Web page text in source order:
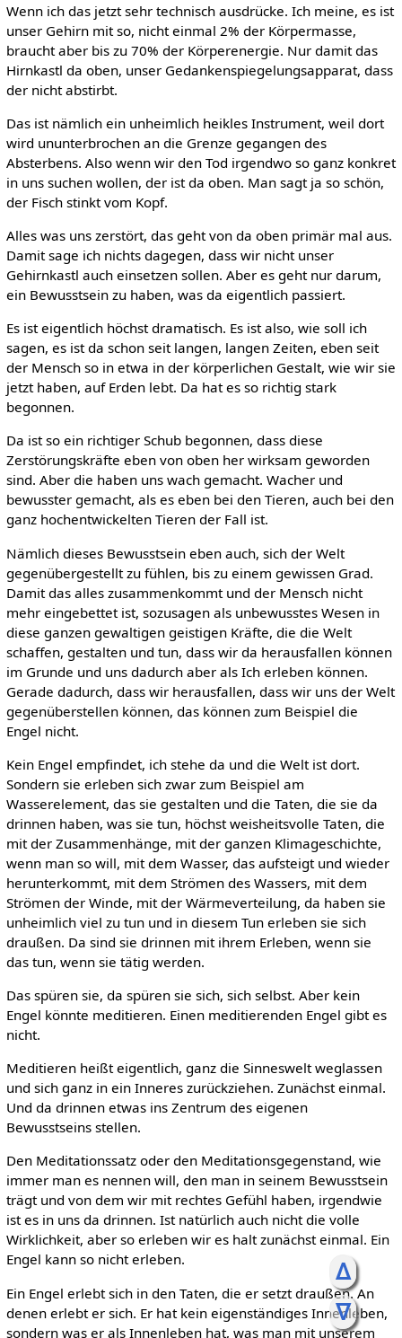
ᐃ
ᐁ
Wenn ich das jetzt sehr technisch ausdrücke. Ich meine, es ist
unser Gehirn mit so, nicht einmal 2% der Körpermasse,
braucht aber bis zu 70% der Körperenergie. Nur damit das
Hirnkastl da oben, unser Gedankenspiegelungsapparat, dass
der nicht abstirbt.
Das ist nämlich ein unheimlich heikles Instrument, weil dort
wird ununterbrochen an die Grenze gegangen des
Absterbens. Also wenn wir den Tod irgendwo so ganz konkret
in uns suchen wollen, der ist da oben. Man sagt ja so schön,
der Fisch stinkt vom Kopf.
Alles was uns zerstört, das geht von da oben primär mal aus.
Damit sage ich nichts dagegen, dass wir nicht unser
Gehirnkastl auch einsetzen sollen. Aber es geht nur darum,
ein Bewusstsein zu haben, was da eigentlich passiert.
Es ist eigentlich höchst dramatisch. Es ist also, wie soll ich
sagen, es ist da schon seit langen, langen Zeiten, eben seit
der Mensch so in etwa in der körperlichen Gestalt, wie wir sie
jetzt haben, auf Erden lebt. Da hat es so richtig stark
begonnen.
Da ist so ein richtiger Schub begonnen, dass diese
Zerstörungskräfte eben von oben her wirksam geworden
sind. Aber die haben uns wach gemacht. Wacher und
bewusster gemacht, als es eben bei den Tieren, auch bei den
ganz hochentwickelten Tieren der Fall ist.
Nämlich dieses Bewusstsein eben auch, sich der Welt
gegenübergestellt zu fühlen, bis zu einem gewissen Grad.
Damit das alles zusammenkommt und der Mensch nicht
mehr eingebettet ist, sozusagen als unbewusstes Wesen in
diese ganzen gewaltigen geistigen Kräfte, die die Welt
schaffen, gestalten und tun, dass wir da herausfallen können
im Grunde und uns dadurch aber als Ich erleben können.
Gerade dadurch, dass wir herausfallen, dass wir uns der Welt
gegenüberstellen können, das können zum Beispiel die
Engel nicht.
Kein Engel empfindet, ich stehe da und die Welt ist dort.
Sondern sie erleben sich zwar zum Beispiel am
Wasserelement, das sie gestalten und die Taten, die sie da
drinnen haben, was sie tun, höchst weisheitsvolle Taten, die
mit der Zusammenhänge, mit der ganzen Klimageschichte,
wenn man so will, mit dem Wasser, das aufsteigt und wieder
herunterkommt, mit dem Strömen des Wassers, mit dem
Strömen der Winde, mit der Wärmeverteilung, da haben sie
unheimlich viel zu tun und in diesem Tun erleben sie sich
draußen. Da sind sie drinnen mit ihrem Erleben, wenn sie
das tun, wenn sie tätig werden.
Das spüren sie, da spüren sie sich, sich selbst. Aber kein
Engel könnte meditieren. Einen meditierenden Engel gibt es
nicht.
Meditieren heißt eigentlich, ganz die Sinneswelt weglassen
und sich ganz in ein Inneres zurückziehen. Zunächst einmal.
Und da drinnen etwas ins Zentrum des eigenen
Bewusstseins stellen.
Den Meditationssatz oder den Meditationsgegenstand, wie
immer man es nennen will, den man in seinem Bewusstsein
trägt und von dem wir mit rechtes Gefühl haben, irgendwie
ist es in uns da drinnen. Ist natürlich auch nicht die volle
Wirklichkeit, aber so erleben wir es halt zunächst einmal. Ein
Engel kann so nicht erleben.
Ein Engel erlebt sich in den Taten, die er setzt draußen. An
denen erlebt er sich. Er hat kein eigenständiges Innenleben,
sondern was er als Innenleben hat, was man mit unserem